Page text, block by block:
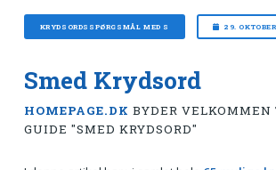
KRYDSORDSSPØRGSMÅL MED S 29.
Smed Krydsord
HOMEPAGE.DK BYDER VELKOMMEN
GUIDE "SMED KRYDSORD"